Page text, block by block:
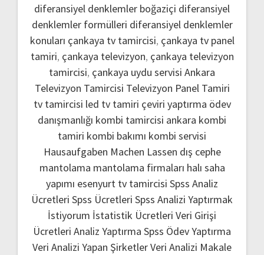
diferansiyel denklemler boğaziçi diferansiyel
denklemler formülleri diferansiyel denklemler
konuları çankaya tv tamircisi, çankaya tv panel
tamiri, çankaya televizyon, çankaya televizyon
tamircisi, çankaya uydu servisi Ankara
Televizyon Tamircisi Televizyon Panel Tamiri
tv tamircisi led tv tamiri çeviri yaptırma ödev
danışmanlığı kombi tamircisi ankara kombi
tamiri kombi bakımı kombi servisi
Hausaufgaben Machen Lassen dış cephe
mantolama mantolama firmaları halı saha
yapımı esenyurt tv tamircisi Spss Analiz
Ücretleri Spss Ücretleri Spss Analizi Yaptırmak
İstiyorum İstatistik Ücretleri Veri Girişi
Ücretleri Analiz Yaptırma Spss Ödev Yaptırma
Veri Analizi Yapan ŞirketlerVeri Analizi Makale